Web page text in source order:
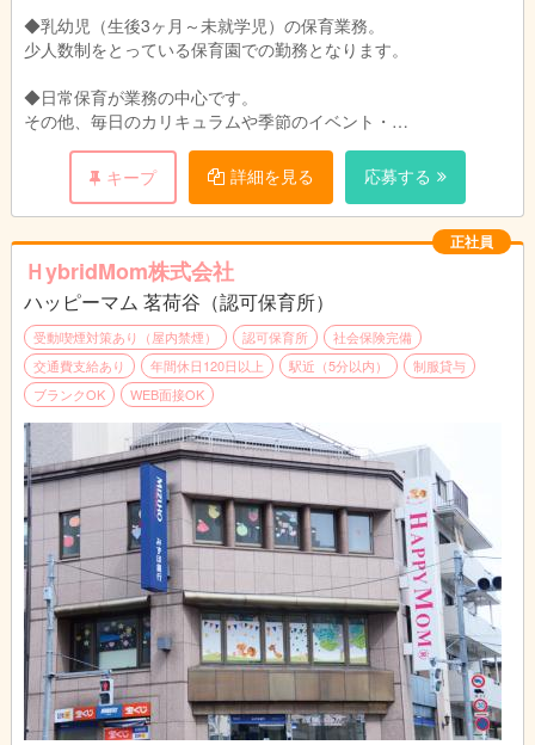
◆乳幼児（生後3ヶ月～未就学児）の保育業務。
少人数制をとっている保育園での勤務となります。
◆日常保育が業務の中心です。
その他、毎日のカリキュラムや季節のイベント・
毎月のお誕生日会等の企画立案にも携わっていただきます。
★企業立の保育園なので、既存の概念にとらわれることなく、新
しい発想・感覚を持って仕事に取り組むことができます。
保育の資格・経験を活かして働きませんか？
キープ 詳細を見る 応募する
正社員
ＨybridMom株式会社
ハッピーマム 茗荷谷（認可保育所）
受動喫煙対策あり（屋内禁煙） 認可保育所
社会保険完備
交通費支給あり
年間休日120日以上 駅近（5分以内）
制服貸与
ブランクOK
WEB面接OK